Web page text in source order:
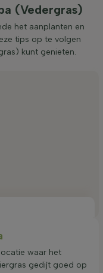
(Vedergras)
het aanplanten en
tips op te volgen
kunt genieten.
waar het
gedijt goed op